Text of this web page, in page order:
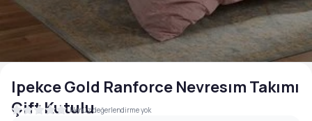
Ipekce Gold Ranforce Nevresım Takımı
Çift KutuluHenüz değerlendirme yok